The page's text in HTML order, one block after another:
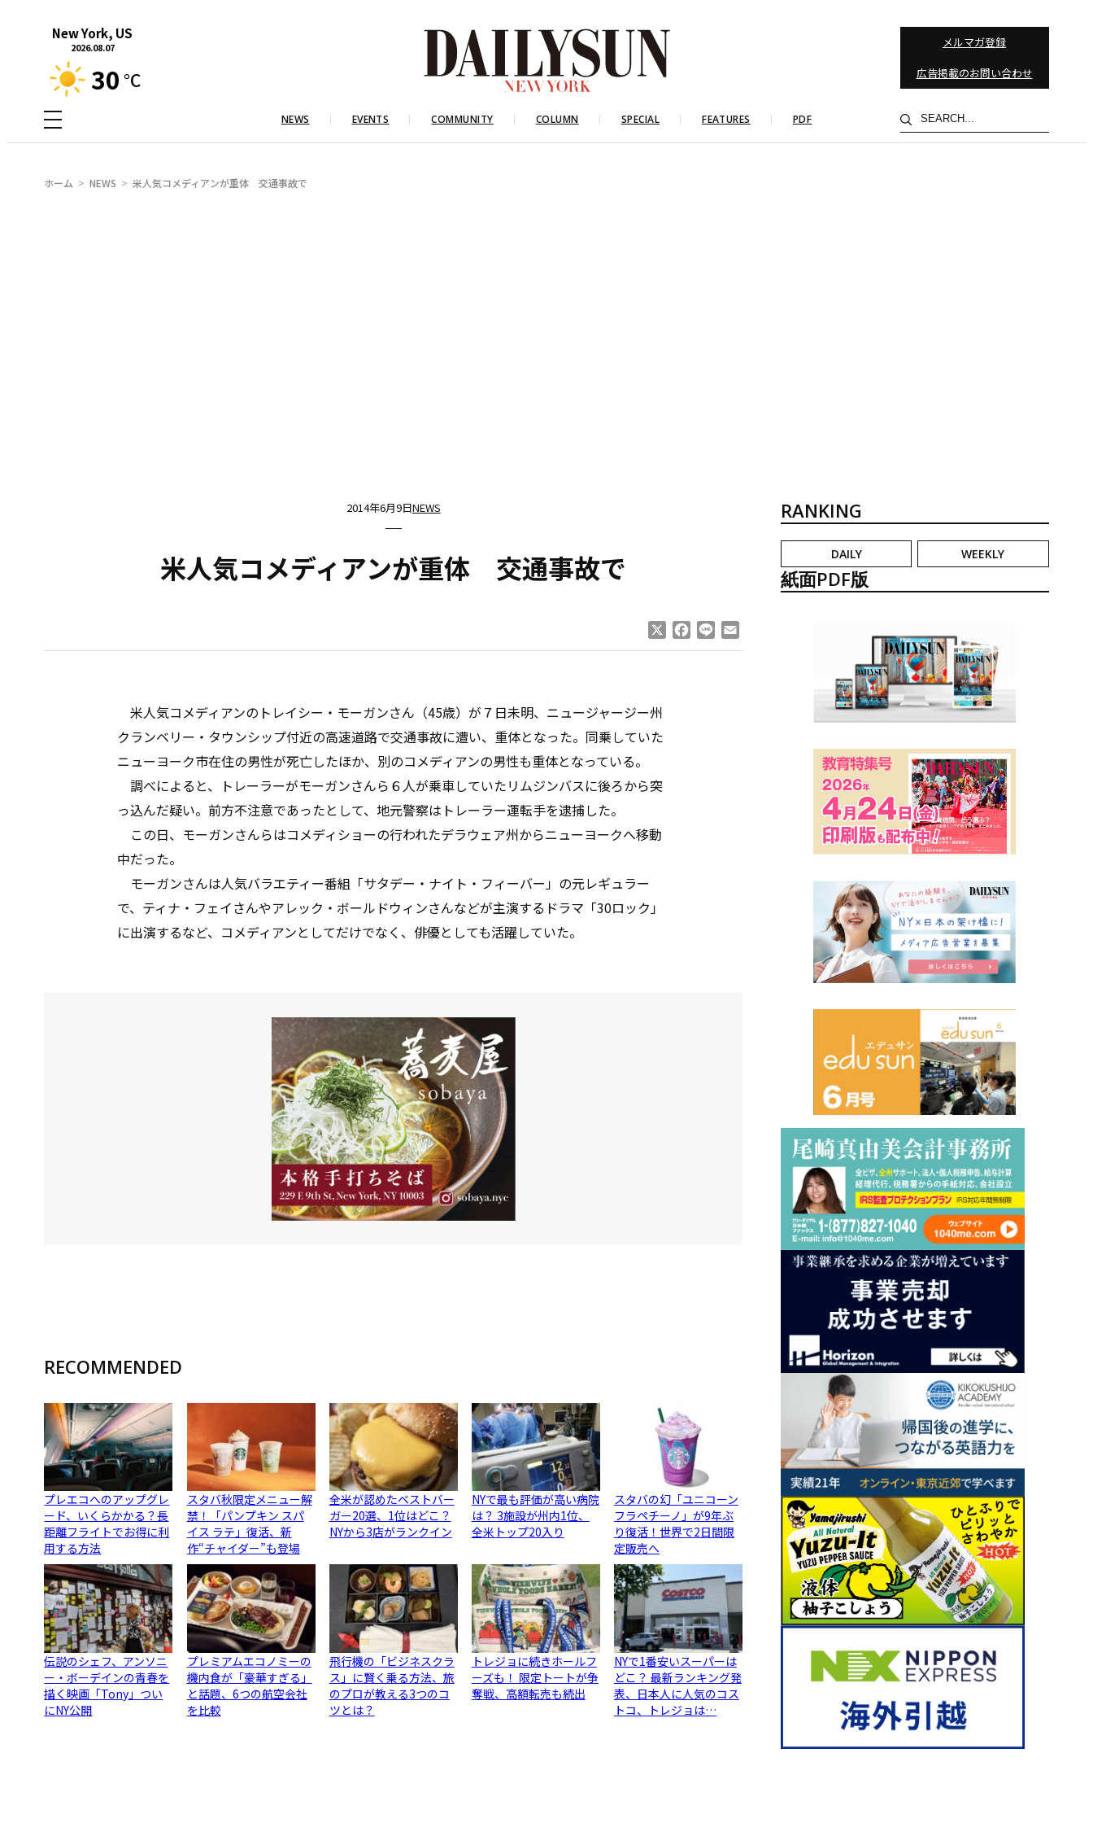
New York, US
2026.08.07
30 °C
メルマガ登録
広告掲載のお問い合わせ
NEWS EVENTS COMMUNITY COLUMN SPECIAL FEATURES PDF
検
索
ホーム NEWS 米人気コメディアンが重体 交通事故で
2014年6月9日NEWS
米人気コメディアンが重体 交通事故で
Facebook
Line
米人気コメディアンのトレイシー・モーガンさん（45歳）が７日未明、ニュージャージー州
クランベリー・タウンシップ付近の高速道路で交通事故に遭い、重体となった。同乗していた
ニューヨーク市在住の男性が死亡したほか、別のコメディアンの男性も重体となっている。
調べによると、トレーラーがモーガンさんら６人が乗車していたリムジンバスに後ろから突
っ込んだ疑い。前方不注意であったとして、地元警察はトレーラー運転手を逮捕した。
この日、モーガンさんらはコメディショーの行われたデラウェア州からニューヨークへ移動
中だった。
モーガンさんは人気バラエティー番組「サタデー・ナイト・フィーバー」の元レギュラー
で、ティナ・フェイさんやアレック・ボールドウィンさんなどが主演するドラマ「30ロック」
に出演するなど、コメディアンとしてだけでなく、俳優としても活躍していた。
RECOMMENDED
プレエコへのアップグレ
ード、いくらかかる？長
距離フライトでお得に利
用する方法
スタバ秋限定メニュー解
禁！「パンプキン スパ
イス ラテ」復活、新
作“チャイダー”も登場
全米が認めたベストバー
ガー20選、1位はどこ？
NYから3店がランクイン
NYで最も評価が高い病院
は？ 3施設が州内1位、
全米トップ20入り
スタバの幻「ユニコーン
フラペチーノ」が9年ぶ
り復活！世界で2日間限
定販売へ
伝説のシェフ、アンソニ
ー・ボーデインの青春を
描く映画「Tony」つい
にNY公開
プレミアムエコノミーの
機内食が「豪華すぎる」
と話題、6つの航空会社
を比較
飛行機の「ビジネスクラ
ス」に賢く乗る方法、旅
のプロが教える3つのコ
ツとは？
トレジョに続きホールフ
ーズも！ 限定トートが争
奪戦、高額転売も続出
NYで1番安いスーパーは
どこ？ 最新ランキング発
表、日本人に人気のコス
トコ、トレジョは…
RANKING
DAILY WEEKLY
紙面PDF版